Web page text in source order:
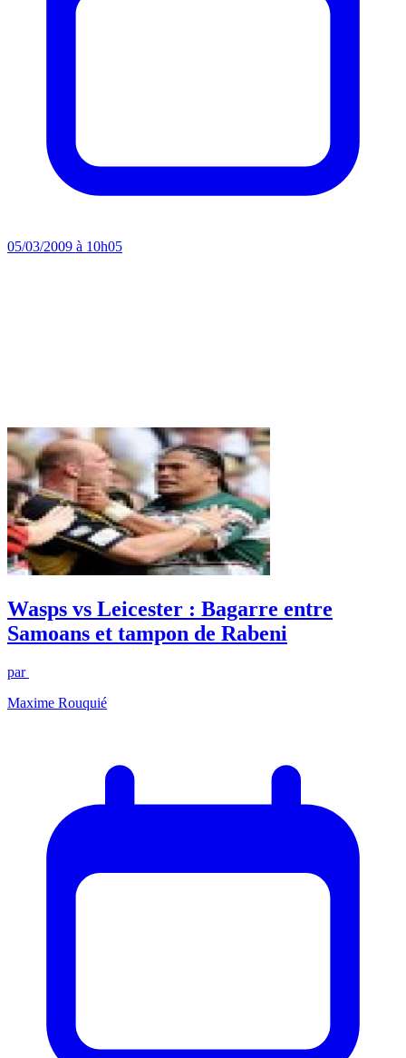
05/03/2009 à 10h05
Wasps vs Leicester : Bagarre entre
Samoans et tampon de Rabeni
par
Maxime Rouquié